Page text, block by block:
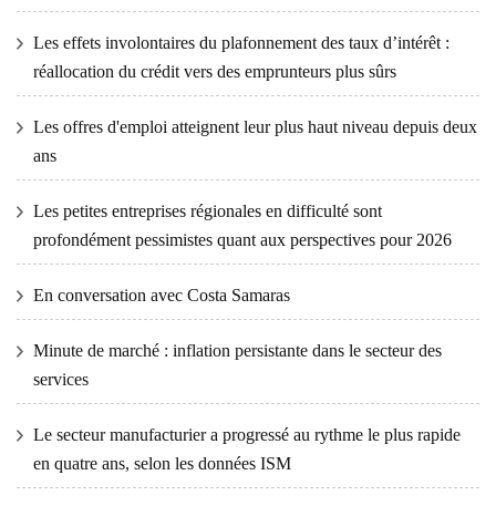
Les effets involontaires du plafonnement des taux d’intérêt :
réallocation du crédit vers des emprunteurs plus sûrs
Les offres d'emploi atteignent leur plus haut niveau depuis deux
ans
Les petites entreprises régionales en difficulté sont
profondément pessimistes quant aux perspectives pour 2026
En conversation avec Costa Samaras
Minute de marché : inflation persistante dans le secteur des
services
Le secteur manufacturier a progressé au rythme le plus rapide
en quatre ans, selon les données ISM